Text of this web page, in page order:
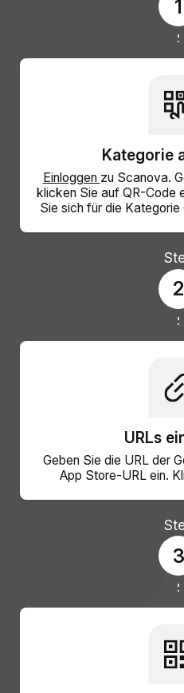
1
Kategorie
Einloggen zu Scanova.
klicken Sie auf QR-Code
Sie sich für die
2
URLs
Geben Sie die URL der
App Store-URL ein.
3